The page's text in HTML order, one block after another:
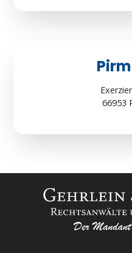
66953